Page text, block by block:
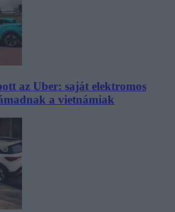
az Uber: saját elektromos
a vietnámiak